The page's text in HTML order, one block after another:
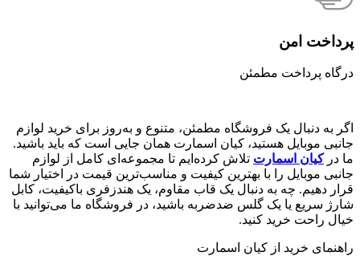
پرداخت امن
درگاه پرداخت مطمئن
اگر به دنبال یک فروشگاه مطمئن، متنوع و به‌روز برای خرید لوازم
جانبی موبایل هستید، کیان اسمارت همان جایی است که باید باشید.
ما درکیان اسمارت تلاش کرده‌ایم تا مجموعه‌ای کامل از لوازم
جانبی موبایل را با بهترین کیفیت و مناسب‌ترین قیمت در اختیار شما
قرار دهیم. چه به دنبال یک قاب مقاوم، یک هندزفری باکیفیت، کابل
شارژ سریع یا یک گلس ضدضربه باشید، در فروشگاه ما می‌توانید با
خیال راحت خرید کنید.
راهنمای خرید از کیان اسمارت